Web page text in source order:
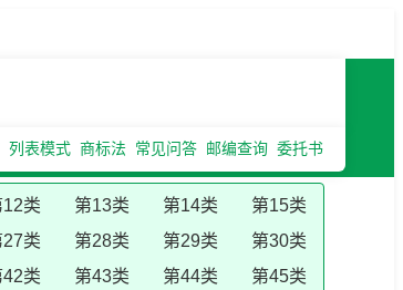
列表模式 商标法 常见问答 邮编查询 委托书
12类 第13类 第14类
第15类
27类 第28类 第29类
第30类
42类 第43类 第44类 第45类